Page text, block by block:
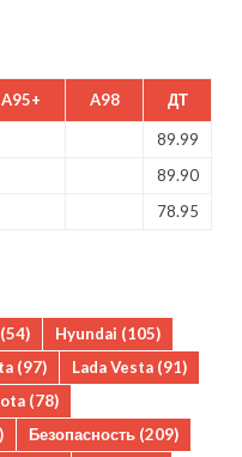
A95+ A98 ДТ
89.99
89.90
78.95
(54) Hyundai (105)
(97) Lada Vesta (91)
(78)
Безопасность (209)